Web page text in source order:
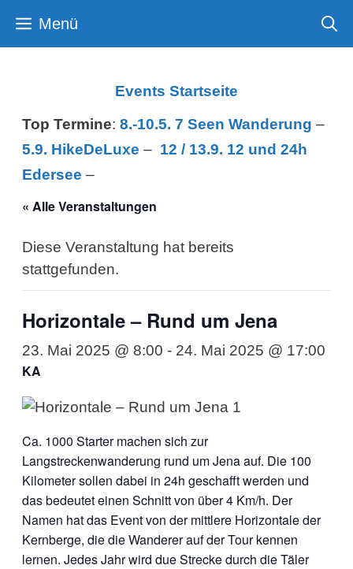
Inhalt Menü
Events Startseite
Top Termine: 8.-10.5. 7 Seen Wanderung –
5.9. HikeDeLuxe – 12 / 13.9. 12 und 24h
Edersee –
« Alle Veranstaltungen
Diese Veranstaltung hat bereits
stattgefunden.
Horizontale – Rund um Jena
23. Mai 2025 @ 8:00 - 24. Mai 2025 @ 17:00
KA
Ca. 1000 Starter machen sich zur
Langstreckenwanderung rund um Jena auf. Die 100
Kilometer sollen dabei in 24h geschafft werden und
das bedeutet einen Schnitt von über 4 Km/h. Der
Namen hat das Event von der mittlere Horizontale der
Kernberge, die die Wanderer auf der Tour kennen
lernen. Jedes Jahr wird due Strecke durch die Täler